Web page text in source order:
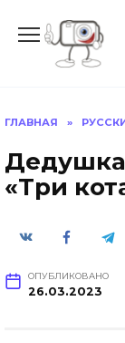
содержанию
ГЛАВНАЯ »
Дедушка
«Три
ОПУБЛИКОВАНО
26.03.2023